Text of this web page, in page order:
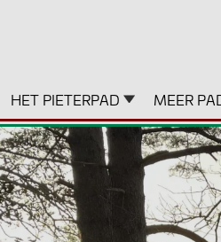
HET PIETERPAD MEER